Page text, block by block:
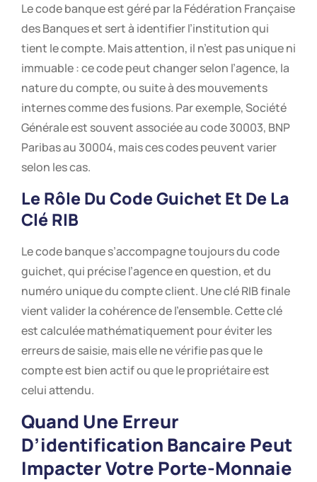
Le code banque est géré par la Fédération Française
des Banques et sert à identifier l’institution qui
tient le compte. Mais attention, il n’est pas unique ni
immuable : ce code peut changer selon l’agence, la
nature du compte, ou suite à des mouvements
internes comme des fusions. Par exemple, Société
Générale est souvent associée au code 30003, BNP
Paribas au 30004, mais ces codes peuvent varier
selon les cas.
Le Rôle Du Code Guichet Et De La
Clé RIB
Le code banque s’accompagne toujours du code
guichet, qui précise l’agence en question, et du
numéro unique du compte client. Une clé RIB finale
vient valider la cohérence de l’ensemble. Cette clé
est calculée mathématiquement pour éviter les
erreurs de saisie, mais elle ne vérifie pas que le
compte est bien actif ou que le propriétaire est
celui attendu.
Quand Une Erreur
D’identification Bancaire Peut
Impacter Votre Porte-Monnaie